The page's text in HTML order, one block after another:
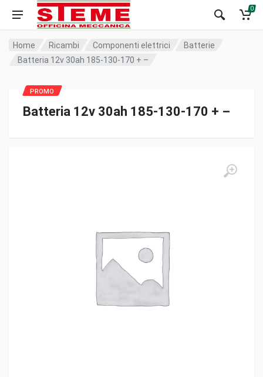
0
Home Ricambi Componenti elettrici
Batterie
Batteria 12v 30ah 185-130-170 + –
Batteria 12v 30ah 185-130-170 + –